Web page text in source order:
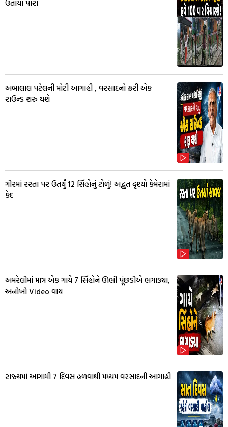
ઉતાર્યો પારો
અંબાલાલ પટેલની મોટી આગાહી , વરસાદનો ફરી એક
રાઉન્ડ શરુ થશે
ગીરમાં રસ્તા પર ઉતર્યું 12 સિંહોનું ટોળું! અદ્ભુત દૃશ્યો કેમેરામાં
કેદ
અમરેલીમાં માત્ર એક ગાયે 7 સિંહોને ઊભી પૂંછડીએ ભગાડ્યા,
અનોખો Video વાય
રાજ્યમાં આગામી 7 દિવસ હળવાથી મધ્યમ વરસાદની આગાહી